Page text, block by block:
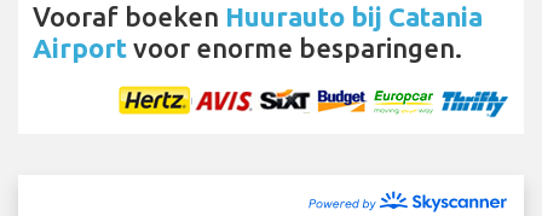
Vooraf boeken Huurauto bij Catania
Airport voor enorme besparingen.